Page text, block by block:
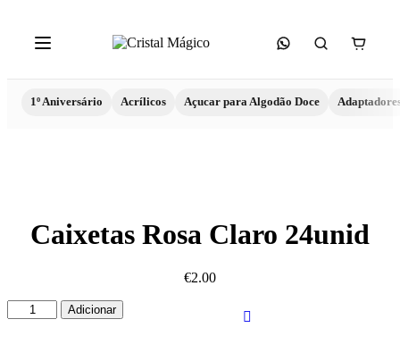
1º Aniversário Acrílicos Açucar para Algodão Doce
Caixetas Rosa Claro 24unid
€2.00
Quantidade
de
Adicionar